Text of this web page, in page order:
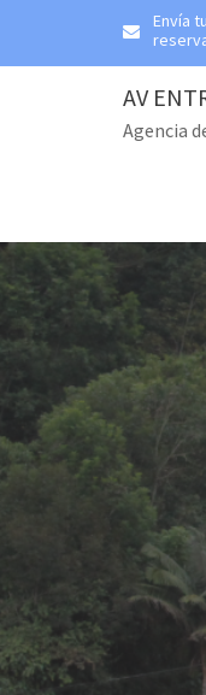
content
Envía
AV
Agencia